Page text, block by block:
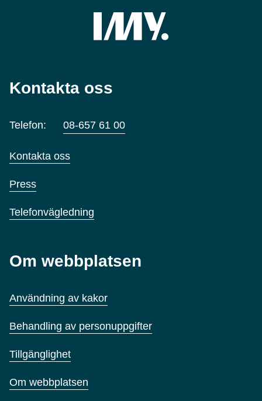
Kontakta oss
Telefon: 08-657 61 00
Kontakta oss
Press
Telefonvägledning
Om webbplatsen
Användning av kakor
Behandling av personuppgifter
Tillgänglighet
Om webbplatsen